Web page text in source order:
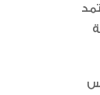
العالمية في اعتماد